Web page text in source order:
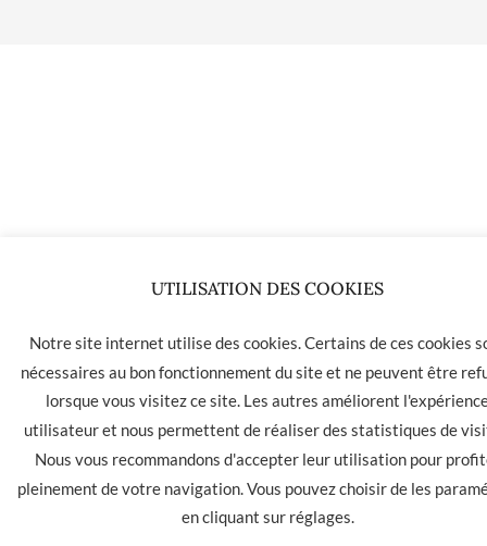
UTILISATION DES COOKIES
Notre site internet utilise des cookies. Certains de ces cookies
nécessaires au bon fonctionnement du site et ne peuvent être
lorsque vous visitez ce site. Les autres améliorent
utilisateur et nous permettent de réaliser des statistiques de
Nous vous recommandons d'accepter leur utilisation pour
pleinement de votre navigation. Vous pouvez choisir de les
en cliquant sur réglages.